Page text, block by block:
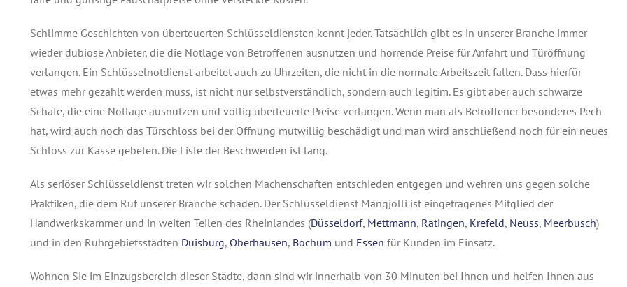
Schlimme Geschichten von überteuerten Schlüsseldiensten kennt jeder. Tatsächlich gibt es in unserer Branche immer
wieder dubiose Anbieter, die die Notlage von Betroffenen ausnutzen und horrende Preise für Anfahrt und Türöffnung
verlangen. Ein Schlüsselnotdienst arbeitet auch zu Uhrzeiten, die nicht in die normale Arbeitszeit fallen. Dass hierfür
etwas mehr gezahlt werden muss, ist nicht nur selbstverständlich, sondern auch legitim. Es gibt aber auch schwarze
Schafe, die eine Notlage ausnutzen und völlig überteuerte Preise verlangen. Wenn man als Betroffener besonderes Pech
hat, wird auch noch das Türschloss bei der Öffnung mutwillig beschädigt und man wird anschließend noch für ein neues
Schloss zur Kasse gebeten. Die Liste der Beschwerden ist lang.
Als seriöser Schlüsseldienst treten wir solchen Machenschaften entschieden entgegen und wehren uns gegen solche
Praktiken, die dem Ruf unserer Branche schaden. Der Schlüsseldienst Mangjolli ist eingetragenes Mitglied der
Handwerkskammer und in weiten Teilen des Rheinlandes (Düsseldorf, Mettmann, Ratingen, Krefeld, Neuss, Meerbusch)
und in den Ruhrgebietsstädten Duisburg, Oberhausen, Bochum und Essen für Kunden im Einsatz.
Wohnen Sie im Einzugsbereich dieser Städte, dann sind wir innerhalb von 30 Minuten bei Ihnen und helfen Ihnen aus